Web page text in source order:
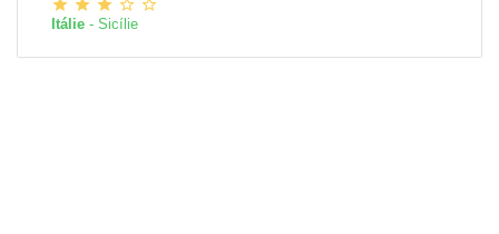
Itálie - Sicílie